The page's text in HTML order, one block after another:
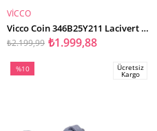
SEPETE EKLE
VİCCO
Vicco Coin 346B25Y211 Lacivert Ortopedik Günlük Işıklı Erkek Çocuk Spor Ayakkabı
₺1.999,88
₺2.199,99
%10
Ücretsiz
Kargo